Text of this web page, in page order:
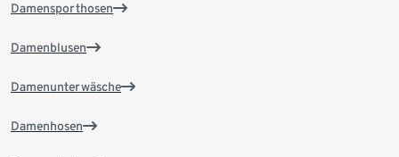
Damensporthosen
Damenblusen
Damenunterwäsche
Damenhosen